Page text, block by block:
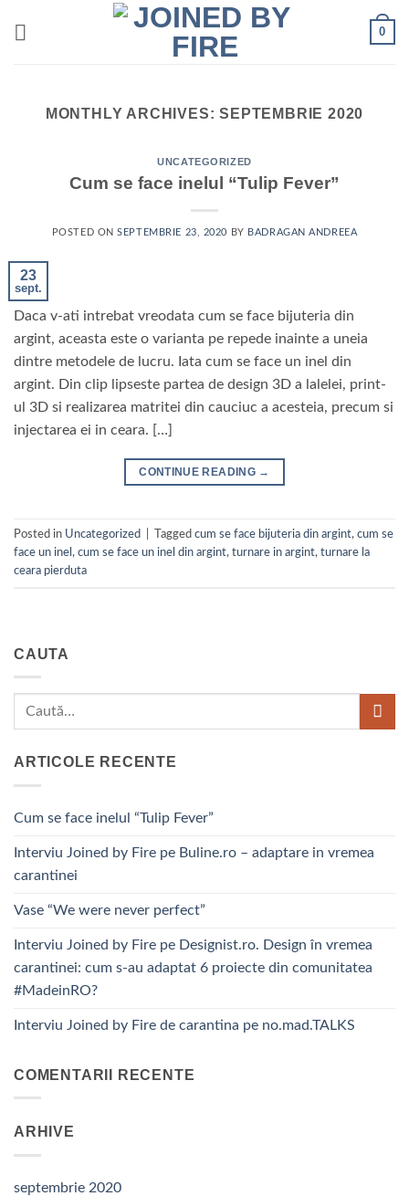
0
MONTHLY ARCHIVES:SEPTEMBRIE 2020
UNCATEGORIZED
Cum se face inelul “Tulip Fever”
POSTED ONSEPTEMBRIE 23, 2020 BY BADRAGAN ANDREEA
23
sept.
Daca v-ati intrebat vreodata cum se face bijuteria din
argint, aceasta este o varianta pe repede inainte a uneia
dintre metodele de lucru. Iata cum se face un inel din
argint. Din clip lipseste partea de design 3D a lalelei, print-
ul 3D si realizarea matritei din cauciuc a acesteia, precum si
injectarea ei in ceara. […]
CONTINUE READING →
Posted in Uncategorized Tagged cum se face bijuteria din argint, cum se
face un inel , cum se face un inel din argint, turnare in argint, turnare la
ceara pierduta
CAUTA
ARTICOLE RECENTE
Cum se face inelul “Tulip Fever”
Interviu Joined by Fire pe Buline.ro – adaptare in vremea
carantinei
Vase “We were never perfect”
Interviu Joined by Fire pe Designist.ro. Design în vremea
carantinei: cum s-au adaptat 6 proiecte din comunitatea
#MadeinRO?
Interviu Joined by Fire de carantina pe no.mad.TALKS
COMENTARII RECENTE
ARHIVE
septembrie 2020